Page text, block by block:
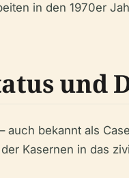
in den 1970er
und
auch bekannt als
Kasernen in das